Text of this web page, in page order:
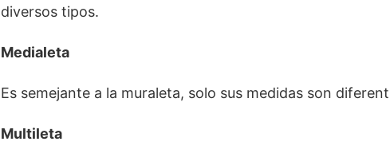
diversos tipos.
Medialeta
Es semejante a la muraleta, solo sus medidas son
Multileta